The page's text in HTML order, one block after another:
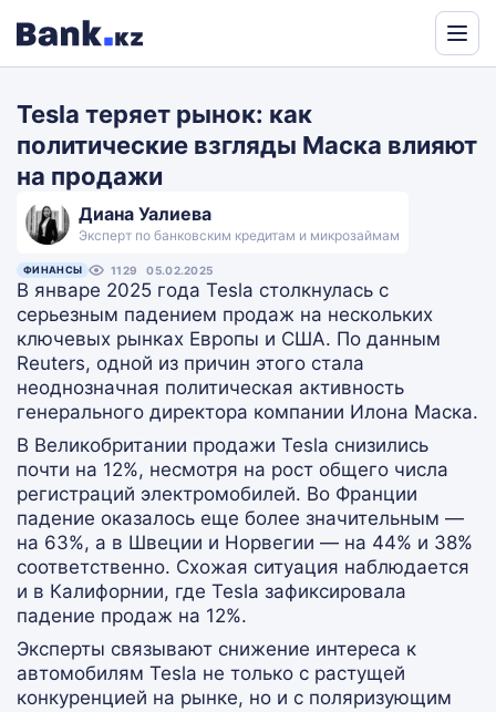
Tesla теряет рынок: как
политические взгляды Маска влияют
на продажи
Диана Уалиева
Эксперт по банковским кредитам и микрозаймам
ФИНАНСЫ 1129 05.02.2025
В январе 2025 года Tesla столкнулась с
серьезным падением продаж на нескольких
ключевых рынках Европы и США. По данным
Reuters, одной из причин этого стала
неоднозначная политическая активность
генерального директора компании Илона Маска.
В Великобритании продажи Tesla снизились
почти на 12%, несмотря на рост общего числа
регистраций электромобилей. Во Франции
падение оказалось еще более значительным —
на 63%, а в Швеции и Норвегии — на 44% и 38%
соответственно. Схожая ситуация наблюдается
и в Калифорнии, где Tesla зафиксировала
падение продаж на 12%.
Эксперты связывают снижение интереса к
автомобилям Tesla не только с растущей
конкуренцией на рынке, но и с поляризующим